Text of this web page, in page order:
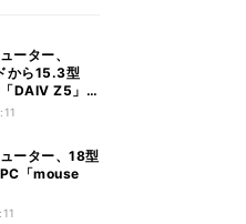
ーター、
から15.3型
DAIV Z5」
ーター、18型
「mouse